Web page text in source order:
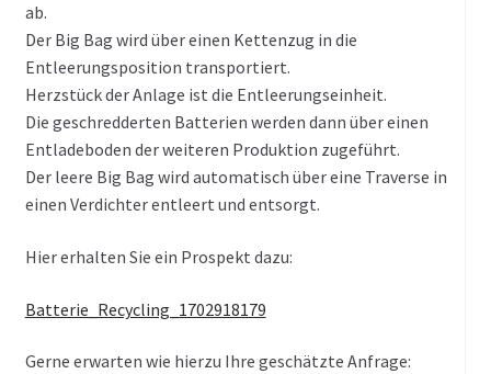
ab.
Der Big Bag wird über einen Kettenzug in die
Entleerungsposition transportiert.
Herzstück der Anlage ist die Entleerungseinheit.
Die geschredderten Batterien werden dann über einen
Entladeboden der weiteren Produktion zugeführt.
Der leere Big Bag wird automatisch über eine Traverse in
einen Verdichter entleert und entsorgt.
Hier erhalten Sie ein Prospekt dazu:
Batterie_Recycling_1702918179
Gerne erwarten wie hierzu Ihre geschätzte Anfrage: